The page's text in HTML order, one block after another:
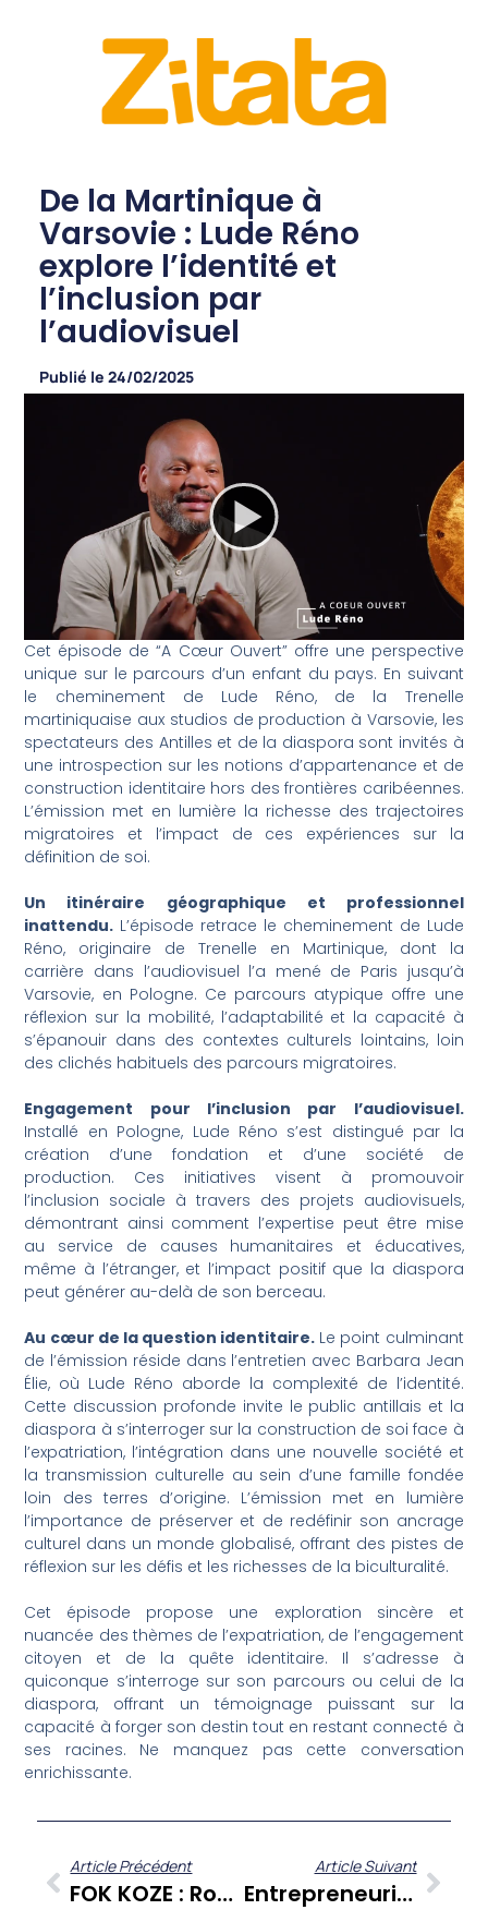
De la Martinique à
Varsovie : Lude Réno
explore l’identité et
l’inclusion par
l’audiovisuel
Publié le 24/02/2025
Cet épisode de “A Cœur Ouvert” offre une perspective
unique sur le parcours d’un enfant du pays. En suivant
le cheminement de Lude Réno, de la Trenelle
martiniquaise aux studios de production à Varsovie, les
spectateurs des Antilles et de la diaspora sont invités à
une introspection sur les notions d’appartenance et de
construction identitaire hors des frontières caribéennes.
L’émission met en lumière la richesse des trajectoires
migratoires et l’impact de ces expériences sur la
définition de soi.
Un itinéraire géographique et professionnel
inattendu. L’épisode retrace le cheminement de Lude
Réno, originaire de Trenelle en Martinique, dont la
carrière dans l’audiovisuel l’a mené de Paris jusqu’à
Varsovie, en Pologne. Ce parcours atypique offre une
réflexion sur la mobilité, l’adaptabilité et la capacité à
s’épanouir dans des contextes culturels lointains, loin
des clichés habituels des parcours migratoires.
Engagement pour l’inclusion par l’audiovisuel.
Installé en Pologne, Lude Réno s’est distingué par la
création d’une fondation et d’une société de
production. Ces initiatives visent à promouvoir
l’inclusion sociale à travers des projets audiovisuels,
démontrant ainsi comment l’expertise peut être mise
au service de causes humanitaires et éducatives,
même à l’étranger, et l’impact positif que la diaspora
peut générer au-delà de son berceau.
Au cœur de la question identitaire. Le point culminant
de l’émission réside dans l’entretien avec Barbara Jean
Élie, où Lude Réno aborde la complexité de l’identité.
Cette discussion profonde invite le public antillais et la
diaspora à s’interroger sur la construction de soi face à
l’expatriation, l’intégration dans une nouvelle société et
la transmission culturelle au sein d’une famille fondée
loin des terres d’origine. L’émission met en lumière
l’importance de préserver et de redéfinir son ancrage
culturel dans un monde globalisé, offrant des pistes de
réflexion sur les défis et les richesses de la biculturalité.
Cet épisode propose une exploration sincère et
nuancée des thèmes de l’expatriation, de l’engagement
citoyen et de la quête identitaire. Il s’adresse à
quiconque s’interroge sur son parcours ou celui de la
diaspora, offrant un témoignage puissant sur la
capacité à forger son destin tout en restant connecté à
ses racines. Ne manquez pas cette conversation
enrichissante.
Article Précédent
FOK KOZE : Ronde Et Épanouie, Zitata TV Ouvre Le Débat Sur L’acceptation De Soi
Article Suivant
Entrepreneuriat Et Résilience : Deux Cheffes D’entreprise Partagent Leurs Vérités Sur FANM